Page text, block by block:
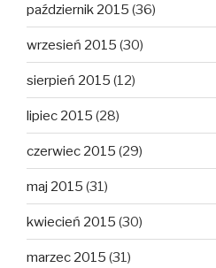
październik 2015 (36)
wrzesień 2015 (30)
sierpień 2015 (12)
lipiec 2015 (28)
czerwiec 2015 (29)
maj 2015 (31)
kwiecień 2015 (30)
marzec 2015 (31)